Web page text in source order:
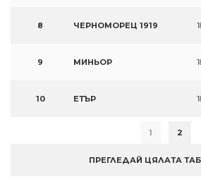
8 ЧЕРНОМОРЕЦ 1919
9 МИНЬОР
10 ЕТЪР
1 2
ПРЕГЛЕДАЙ ЦЯЛАТА